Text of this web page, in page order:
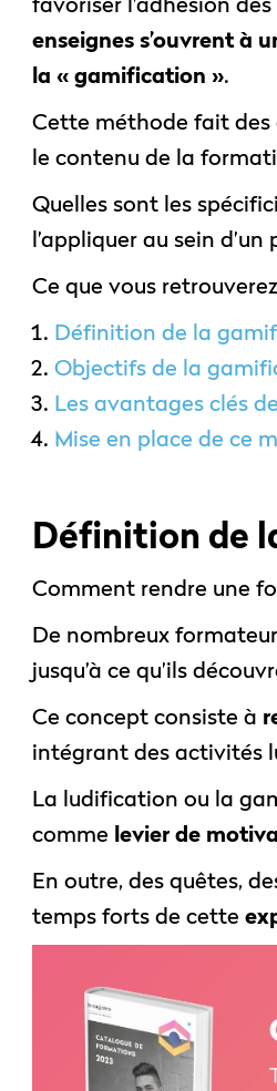
enseignes s’ouvrent à
la « gamification ».
Cette méthode fait des
le contenu de la
Quelles sont les
l’appliquer au sein
Ce que vous
Définition de la
Objectifs de la
Les avantages clés
Mise en place de ce
Définition de
Comment rendre une
De nombreux
jusqu’à ce qu’ils
Ce concept consiste à
intégrant des activités
La ludification ou la
comme levier de
En outre, des quêtes,
temps forts de cette